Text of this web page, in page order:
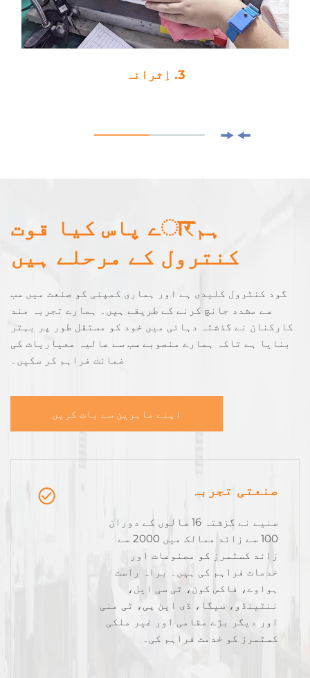
3. اِثرانہ
ہمारے پاس کیا قوت
کنترول کے مرحلے ہیں
گود کنٹرول کلیدی ہے اور ہماری کمپنی کو صنعت میں سب
سے مشدد جانچ کرنے کے طریقے ہیں۔ ہمارے تجربہ مند
کارکنان نے گذشتہ دہائی میں خود کو مستقل طور پر بہتر
بنایا ہے تاکہ ہمارے منصوبے سب سے عالیہ معیاریات کی
ضمانت فراہم کر سکیں۔
اپنے ماہرین سے بات کریں
صنعتی تجربہ
سنیے نے گزشتہ 16 سالوں کے دوران
100 سے زائد ممالک میں 2000 سے
زائد کسٹمرز کو مصنوعات اور
خدمات فراہم کی ہیں۔ براہ راست
ہواوے، فاکس کون، ٹی سی ایل،
ننٹینڈو، سیگا، ڈی این پی، ٹی منی
اور دیگر بڑے مقامی اور غیر ملکی
کسٹمرز کو خدمت فراہم کی۔